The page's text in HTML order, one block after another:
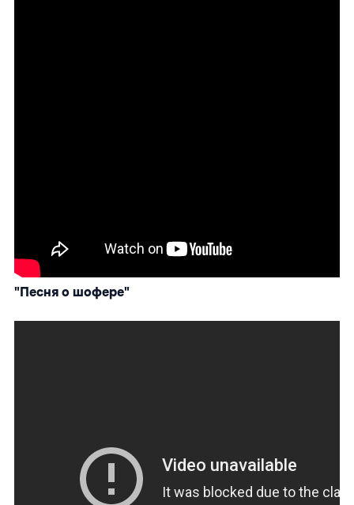
"Песня о шофере"